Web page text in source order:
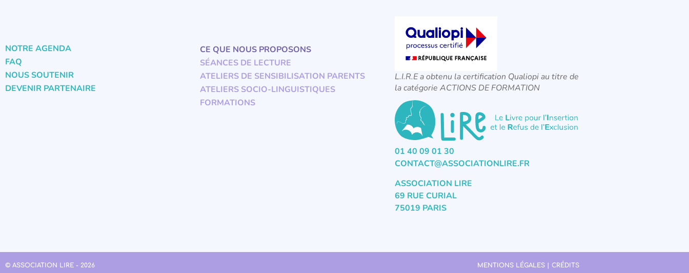
NOTRE AGENDA
FAQ
NOUS SOUTENIR
DEVENIR PARTENAIRE
CE QUE NOUS PROPOSONS
SÉANCES DE LECTURE
ATELIERS DE SENSIBILISATION PARENTS
ATELIERS SOCIO-LINGUISTIQUES
FORMATIONS
L.I.R.E a obtenu la certification Qualiopi au titre de
la catégorie ACTIONS DE FORMATION
01 40 09 01 30
CONTACT@ASSOCIATIONLIRE.FR
ASSOCIATION LIRE
69 RUE CURIAL
75019 PARIS
© ASSOCIATION LIRE - 2026 MENTIONS LÉGALES | CRÉDITS